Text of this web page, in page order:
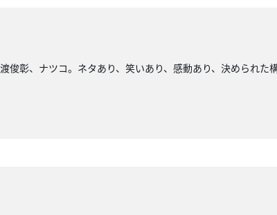
俊彰、ナツコ。ネタあり、笑いあり、感動あり、決められた